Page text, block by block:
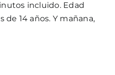
incluido. Edad
de 14 años. Y mañana,